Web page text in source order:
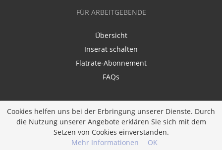
FÜR ARBEITGEBENDE
Übersicht
Inserat schalten
Flatrate-Abonnement
FAQs
Ein Unternehmen derDiversity Job Group GmbH
Cookies helfen uns bei der Erbringung unserer Dienste. Durch
die Nutzung unserer Angebote erklären Sie sich mit dem
Setzen von Cookies einverstanden.
Mehr Informationen
OK